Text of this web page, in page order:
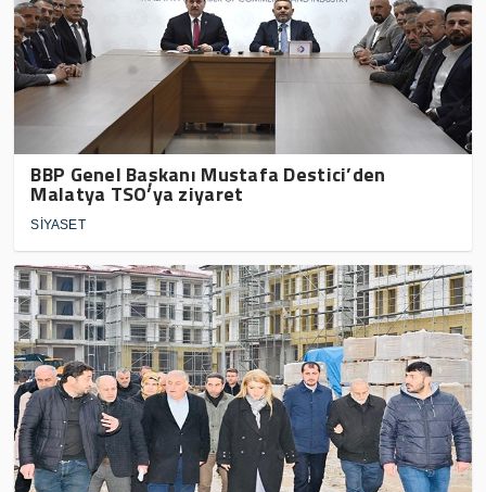
BBP Genel Başkanı Mustafa Destici’den
Malatya TSO’ya ziyaret
SİYASET